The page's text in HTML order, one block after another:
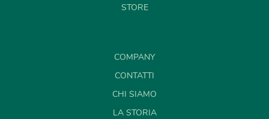
STORE
COMPANY
CONTATTI
CHI SIAMO
LA STORIA